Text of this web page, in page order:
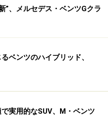
”、メルセデス・ベンツGクラ
ベンツのハイブリッド、
実用的なSUV、M・ベンツ